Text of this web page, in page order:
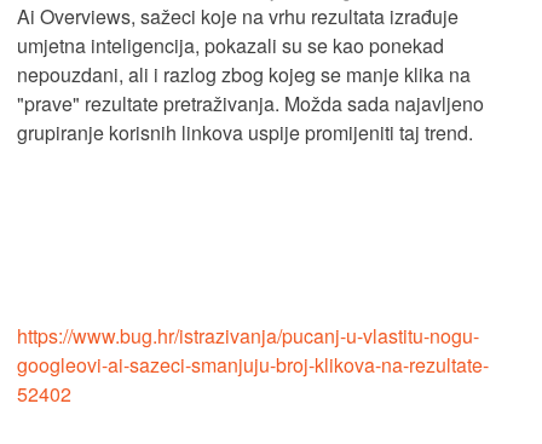
Ai Overviews, sažeci koje na vrhu rezultata izrađuje
umjetna inteligencija, pokazali su se kao ponekad
nepouzdani, ali i razlog zbog kojeg se manje klika na
"prave" rezultate pretraživanja. Možda sada najavljeno
grupiranje korisnih linkova uspije promijeniti taj trend.
https://www.bug.hr/istrazivanja/pucanj-u-vlastitu-nogu-
googleovi-ai-sazeci-smanjuju-broj-klikova-na-rezultate-
52402